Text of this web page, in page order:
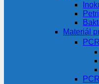
Materiál